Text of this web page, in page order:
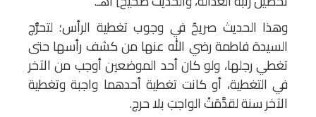
وهذا الحديث صريحٌ في وجوب تغطية الرأس؛ لتحرُّج
السيدة فاطمة رضي الله عنها من كشف رأسها حتى
تغطي رجلها، ولو كان أحد الموضعين أوجب من الآخر
في التغطية، أو كانت تغطية أحدهما واجبة وتغطية
الآخر سنة لقدَّمَتْ الواجبَ بلا حرج.